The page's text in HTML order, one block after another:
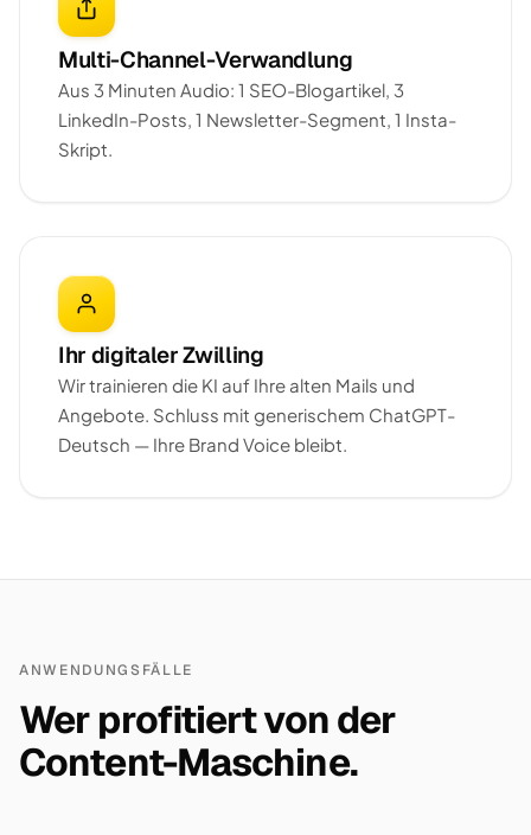
Multi-Channel-Verwandlung
Aus 3 Minuten Audio: 1 SEO-Blogartikel, 3
LinkedIn-Posts, 1 Newsletter-Segment, 1 Insta-
Skript.
Ihr digitaler Zwilling
Wir trainieren die KI auf Ihre alten Mails und
Angebote. Schluss mit generischem ChatGPT-
Deutsch — Ihre Brand Voice bleibt.
ANWENDUNGSFÄLLE
Wer profitiert von der
Content-Maschine.